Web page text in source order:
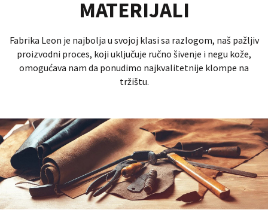
MATERIJALI
Fabrika Leon je najbolja u svojoj klasi sa razlogom, naš pažljiv
proizvodni proces, koji uključuje ručno šivenje i negu kože,
omogućava nam da ponudimo najkvalitetnije klompe na
tržištu.